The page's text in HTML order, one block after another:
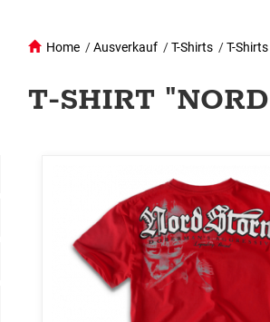
Home /Ausverkauf /T-Shirts /T-Shirts
T-SHIRT